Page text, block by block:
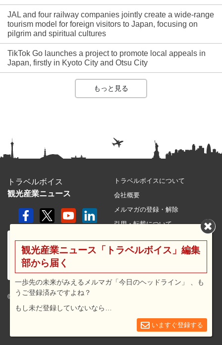
JAL and four railway companies jointly create a wide-range
tourism model for foreign visitors to Japan, focusing on
pilgrim and spiritual cultures
TikTok Go launches a project to promote local appeals in
Japan, firstly in Kyoto City and Otsu City
もっと見る
トラベルボイス
観光産業ニュース
© 2026 travel voice.
トラベルボイスについて
会社概要
メルマガの登録・解除
引用・転載について
利用規約
広告メニュー・料金
観光産業ニュース「トラベルボイス」編集
部から届く
一歩先の未来がみえるメルマガ「今日のヘッドライン」 、も
うご登録済みですよね？
もし未だ登録していないなら…
いますぐ登録する